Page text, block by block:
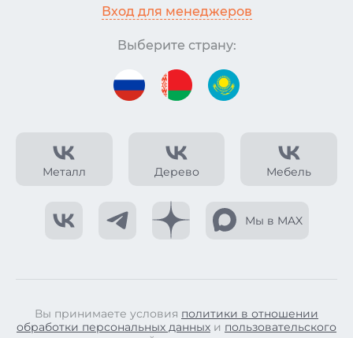
Металл Дерево Мебель
Мы в MAX
Вход для менеджеров
Выберите страну:
Вы принимаете условия политики в отношении
обработки персональных данных и пользовательского